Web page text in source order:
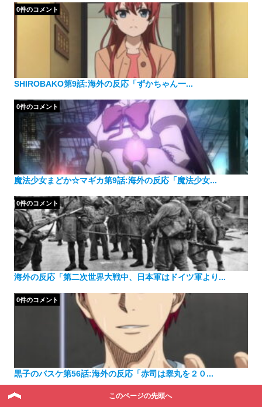
ー
SHIROBAKO第9話:海外の反応「ずかちゃん一...
0件のコメント
魔法少女まどか☆マギカ第9話:海外の反応「魔法少女...
0件のコメント
海外の反応「第二次世界大戦中、日本軍はドイツ軍より...
0件のコメント
黒子のバスケ第56話:海外の反応「赤司は睾丸を２０...
0件のコメント
0件のコメント このページの先頭へ